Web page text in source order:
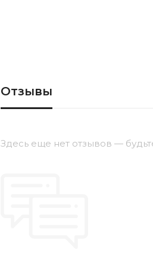
Отзывы
Здесь еще нет отзывов —